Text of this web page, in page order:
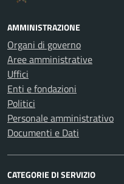
AMMINISTRAZIONE
Organi di governo
Aree amministrative
Uffici
Enti e fondazioni
Politici
Personale amministrativo
Documenti e Dati
CATEGORIE DI SERVIZIO